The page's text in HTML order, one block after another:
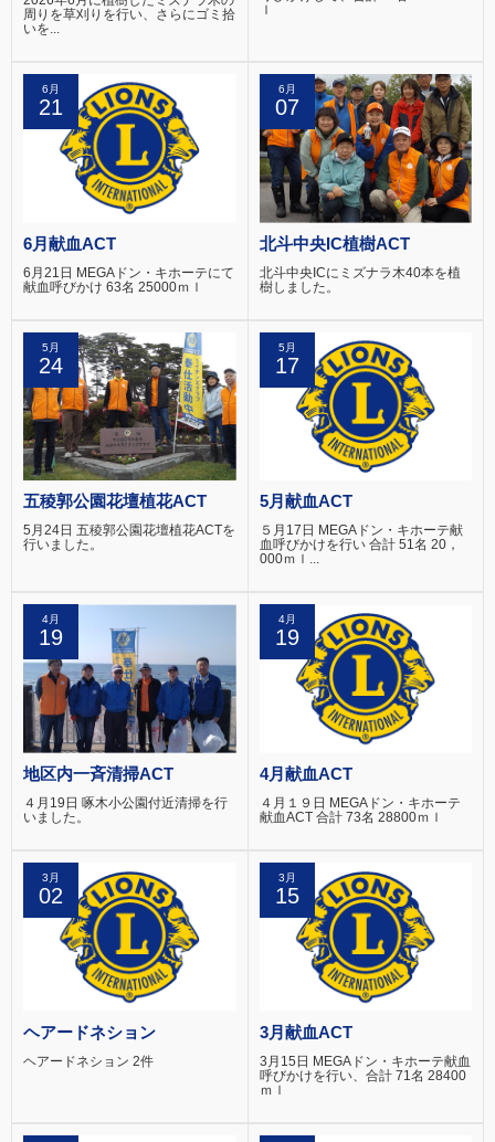
周りを草刈りを行い、さらにゴミ拾
いを...
ｌ
6月
21
6月献血ACT
6月21日 MEGAドン・キホーテにて
献血呼びかけ 63名 25000ｍｌ
6月
07
北斗中央IC植樹ACT
北斗中央ICにミズナラ木40本を植
樹しました。
5月
24
五稜郭公園花壇植花ACT
5月24日 五稜郭公園花壇植花ACTを
行いました。
5月
17
5月献血ACT
５月17日 MEGAドン・キホーテ献
血呼びかけを行い 合計 51名 20，
000ｍｌ...
4月
19
地区内一斉清掃ACT
４月19日 啄木小公園付近清掃を行
いました。
4月
19
4月献血ACT
４月１９日 MEGAドン・キホーテ
献血ACT 合計 73名 28800ｍｌ
3月
02
ヘアードネション
ヘアードネション 2件
3月
15
3月献血ACT
3月15日 MEGAドン・キホーテ献血
呼びかけを行い、合計 71名 28400
ｍｌ